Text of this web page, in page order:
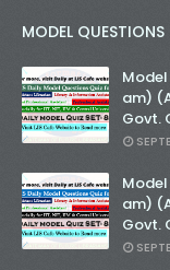
MODEL QUESTIONS
Model
am)
Govt.
Model
am)
Govt.